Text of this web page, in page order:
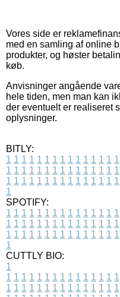
Vores side er
med en samling af online
produkter, og høster
køb.
Anvisninger angående
hele tiden, men man kan
der eventuelt er realiseret
oplysninger.
BITLY:
1 1 1 1 1 1 1 1 1 1 1 1 1 1 1
1 1 1 1 1 1 1 1 1 1 1 1 1 1 1
1 1 1 1 1 1 1 1 1 1 1 1 1 1 1
1
SPOTIFY:
1 1 1 1 1 1 1 1 1 1 1 1 1 1 1
1 1 1 1 1 1 1 1 1 1 1 1 1 1 1
1 1 1 1 1 1 1 1 1 1 1 1 1 1 1
1
CUTTLY BIO:
1
1 1 1 1 1 1 1 1 1 1 1 1 1 1 1
1 1 1 1 1 1 1 1 1 1 1 1 1 1 1